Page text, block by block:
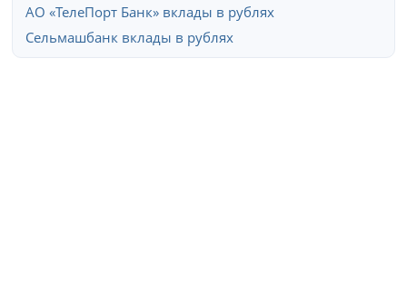
АО «ТелеПорт Банк» вклады в рублях
Сельмашбанк вклады в рублях